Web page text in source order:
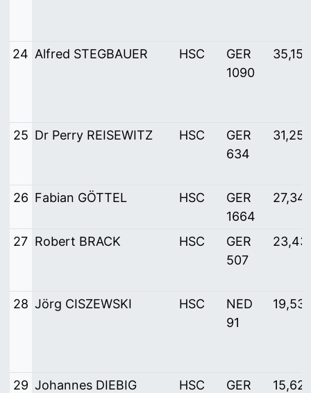
24 Alfred STEGBAUER HSC
GER
1090
35,156
25 Dr Perry REISEWITZ HSC
GER
634
31,250
26 Fabian GÖTTEL HSC
GER
1664
27 Robert BRACK HSC
GER
507
28 Jörg CISZEWSKI HSC
NED
91
19,531
29 Johannes DIEBIG HSC
GER